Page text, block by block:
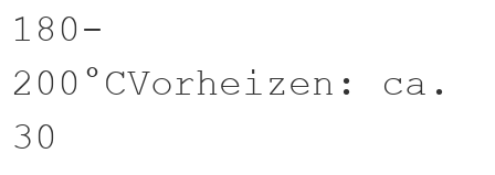
180-
200°CVorheizen: ca.
30